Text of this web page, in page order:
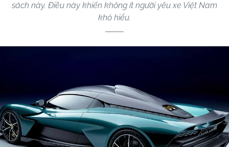
sách này. Điều này khiến không ít người yêu xe Việt Nam
khó hiểu.